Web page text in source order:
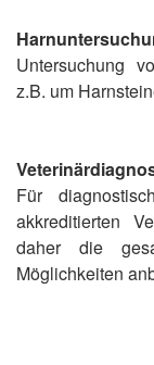
Untersuchung
z.B. um
Für
akkreditierten
daher die
Möglichkeiten